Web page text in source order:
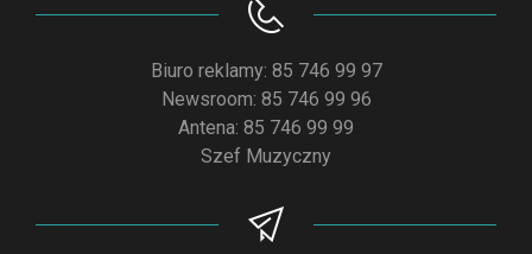
Biuro reklamy: 85 746 99 97
Newsroom: 85 746 99 96
Antena: 85 746 99 99
Szef Muzyczny